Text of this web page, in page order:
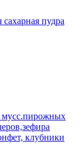
пудра
мусс.пирожных
клубники